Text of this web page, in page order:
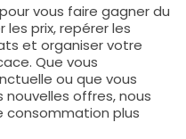
vous faire gagner du
prix, repérer les
et organiser votre
Que vous
ou que vous
offres, nous
consommation plus